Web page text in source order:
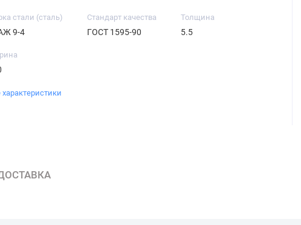
стали (сталь)
9-4
Стандарт качества
ГОСТ 1595-90
Толщина
5.5
характеристики